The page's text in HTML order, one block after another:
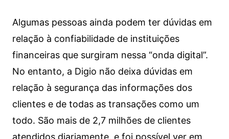
Algumas pessoas ainda podem ter dúvidas em
relação à confiabilidade de instituições
financeiras que surgiram nessa “onda digital”.
No entanto, a Digio não deixa dúvidas em
relação à segurança das informações dos
clientes e de todas as transações como um
todo. São mais de 2,7 milhões de clientes
atendidos diariamente, e foi possível ver em